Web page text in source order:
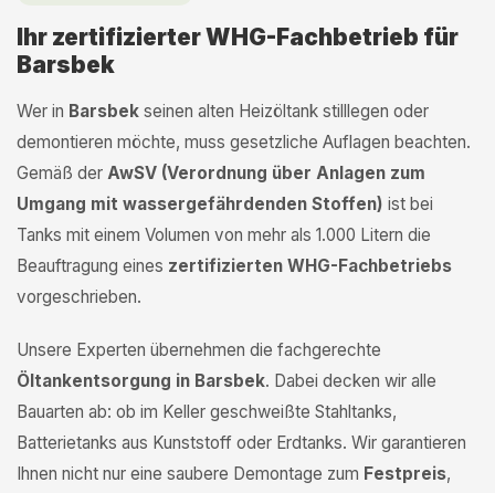
Ihr zertifizierter WHG-Fachbetrieb für
Barsbek
Wer in Barsbek seinen alten Heizöltank stilllegen oder
demontieren möchte, muss gesetzliche Auflagen beachten.
Gemäß der AwSV (Verordnung über Anlagen zum
Umgang mit wassergefährdenden Stoffen) ist bei
Tanks mit einem Volumen von mehr als 1.000 Litern die
Beauftragung eines zertifizierten WHG-Fachbetriebs
vorgeschrieben.
Unsere Experten übernehmen die fachgerechte
Öltankentsorgung in Barsbek. Dabei decken wir alle
Bauarten ab: ob im Keller geschweißte Stahltanks,
Batterietanks aus Kunststoff oder Erdtanks. Wir garantieren
Ihnen nicht nur eine saubere Demontage zum Festpreis,